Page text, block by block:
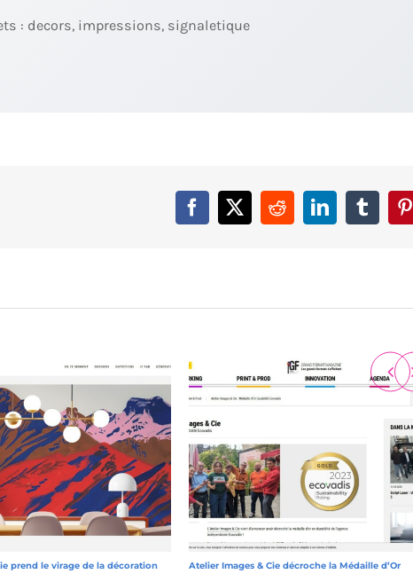
: decors, impressions, signaletique
Facebook
X RedditLinkedInTumblr
prend le virage de la décoration
Atelier Images & Cie décroche la Médaille d’Or